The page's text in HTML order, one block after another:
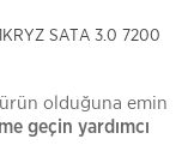
SATA 3.0 7200
ürün olduğuna emin
geçin yardımcı